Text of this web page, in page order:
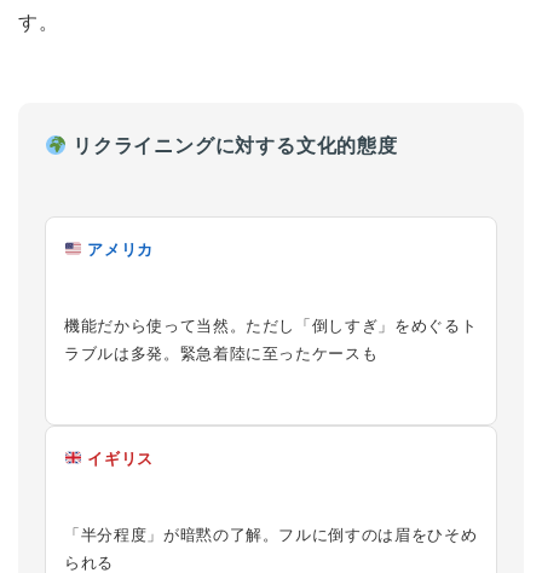
す。
リクライニングに対する文化的態度
アメリカ
機能だから使って当然。ただし「倒しすぎ」をめぐるト
ラブルは多発。緊急着陸に至ったケースも
イギリス
「半分程度」が暗黙の了解。フルに倒すのは眉をひそめ
られる